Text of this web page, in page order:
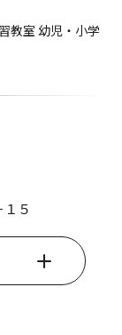
教室 幼児・小学
５